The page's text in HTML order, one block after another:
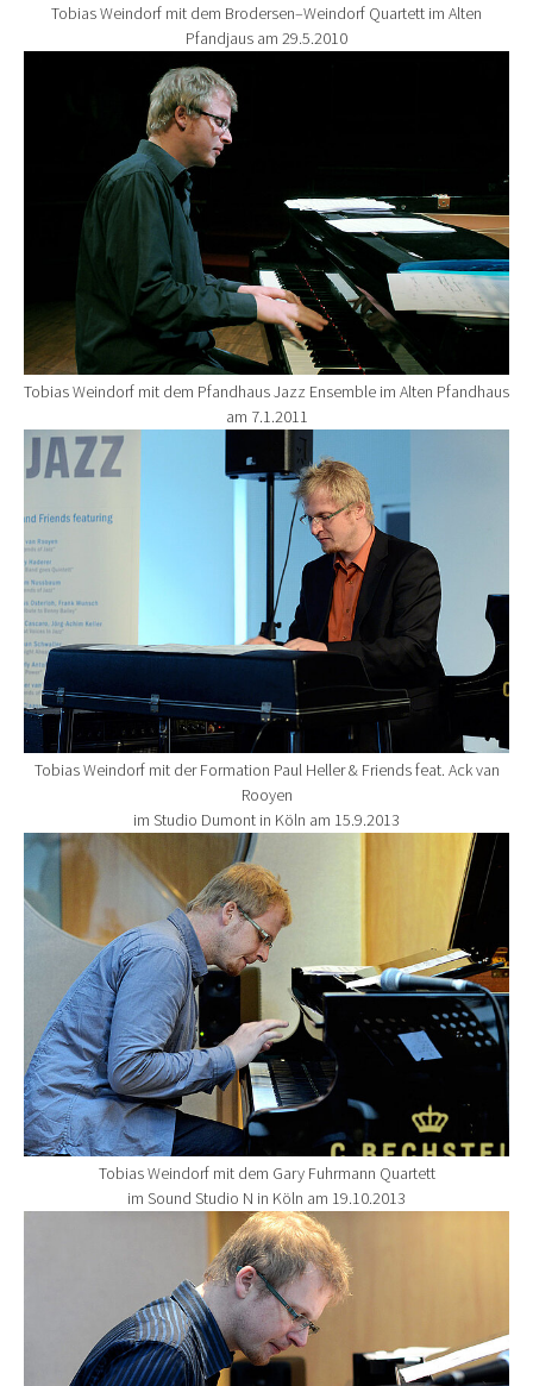
Tobias Weindorf mit dem Brodersen–Weindorf Quartett im Alten
Pfandjaus am 29.5.2010
Show larger version for:
Tobias Weindorf mit dem Pfandhaus Jazz Ensemble im Alten Pfandhaus
am 7.1.2011
Show larger version for:
Tobias Weindorf mit der Formation Paul Heller & Friends feat. Ack van
Rooyen
im Studio Dumont in Köln am 15.9.2013
Show larger version for:
Tobias Weindorf mit dem Gary Fuhrmann Quartett
im Sound Studio N in Köln am 19.10.2013
Show larger version for: